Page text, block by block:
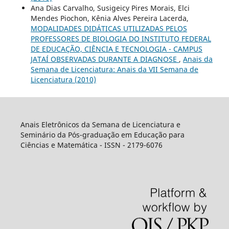
Ana Dias Carvalho, Susigeicy Pires Morais, Elci
Mendes Piochon, Kênia Alves Pereira Lacerda,
MODALIDADES DIDÁTICAS UTILIZADAS PELOS
PROFESSORES DE BIOLOGIA DO INSTITUTO FEDERAL
DE EDUCAÇÃO, CIÊNCIA E TECNOLOGIA - CAMPUS
JATAÍ OBSERVADAS DURANTE A DIAGNOSE , Anais da
Semana de Licenciatura: Anais da VII Semana de
Licenciatura (2010)
Anais Eletrônicos da Semana de Licenciatura e
Seminário da Pós-graduação em Educação para
Ciências e Matemática - ISSN - 2179-6076